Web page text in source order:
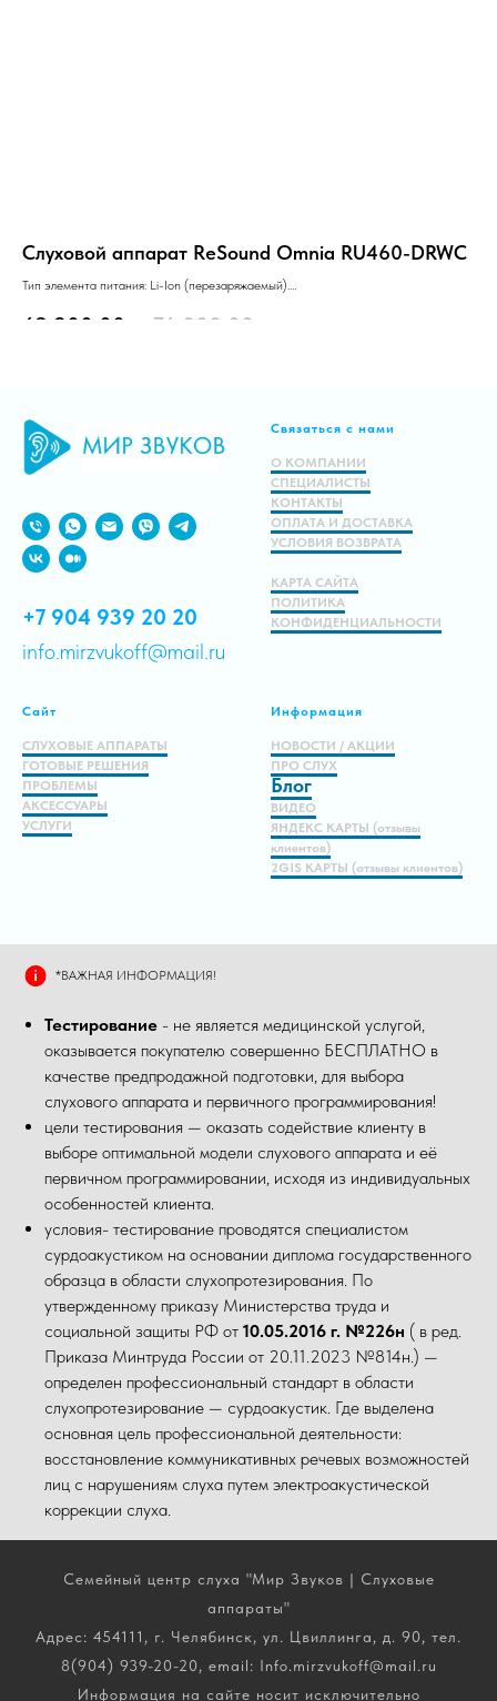
Слуховой аппарат ReSound Omnia RU460-DRWС
Тип элемента питания: Li-Ion (перезаряжаемый).
69 900.00 76 000.00
В корзину
+7 904 939 20 20
info.mirzvukoff@mail.ru
Связаться с нами
О КОМПАНИИ
СПЕЦИАЛИСТЫ
КОНТАКТЫ
ОПЛАТА И ДОСТАВКА
УСЛОВИЯ ВОЗВРАТА
КАРТА САЙТА
ПОЛИТИКА
КОНФИДЕНЦИАЛЬНОСТИ
Сайт
СЛУХОВЫЕ АППАРАТЫ
ГОТОВЫЕ РЕШЕНИЯ
ПРОБЛЕМЫ
АКСЕССУАРЫ
УСЛУГИ
Информация
НОВОСТИ / АКЦИИ
ПРО СЛУХ
Блог
ВИДЕО
ЯНДЕКС КАРТЫ (отзывы
клиентов)
2GIS КАРТЫ (отзывы клиентов)
*ВАЖНАЯ ИНФОРМАЦИЯ!
Тестирование - не является медицинской услугой,
оказывается покупателю совершенно БЕСПЛАТНО в
качестве предпродажной подготовки, для выбора
слухового аппарата и первичного программирования!
цели тестирования — оказать содействие клиенту в
выборе оптимальной модели слухового аппарата и её
первичном программировании, исходя из индивидуальных
особенностей клиента.
условия- тестирование проводятся специалистом
сурдоакустиком на основании диплома государственного
образца в области слухопротезирования. По
утвержденному приказу Министерства труда и
социальной защиты РФ от 10.05.2016 г. №226н ( в ред.
Приказа Минтруда России от 20.11.2023 №814н.) —
определен профессиональный стандарт в области
слухопротезирование — сурдоакустик. Где выделена
основная цель профессиональной деятельности:
восстановление коммуникативных речевых возможностей
лиц с нарушениям слуха путем электроакустической
коррекции слуха.
Семейный центр слуха "Мир Звуков | Слуховые
аппараты"
Адрес: 454111, г. Челябинск, ул. Цвиллинга, д. 90, тел.
8(904) 939-20-20, email: Info.mirzvukoff@mail.ru
Информация на сайте носит исключительно